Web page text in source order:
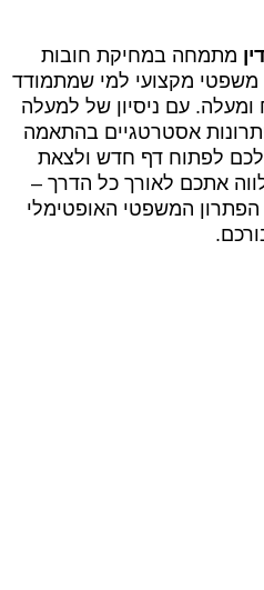
מתמחה במחיקת חובות
משפטי מקצועי למי שמתמודד
של 50,000 ש"ח ומעלה. עם ניסיון של למעלה
פתרונות אסטרטגיים בהתאמה
לפתוח דף חדש ולצאת
אתכם לאורך כל הדרך –
המשפטי האופטימלי